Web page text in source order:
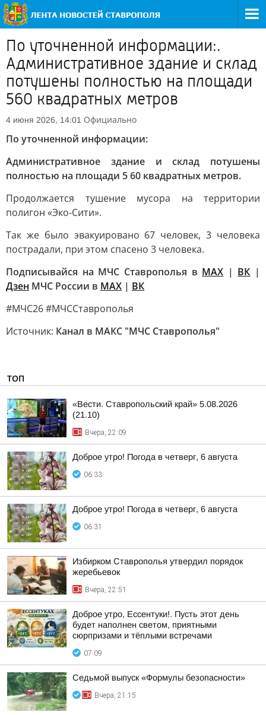
По уточненной информации:.
Административное здание и склад
потушены полностью на площади
560 квадратных метров
4 июня 2026, 14:01 Официально
По уточненной информации:
Административное здание и склад потушены
полностью на площади 5 60 квадратных метров.
Продолжается тушение мусора на территории
полигон «Эко-Сити».
Так же было эвакуировано 67 человек, 3 человека
пострадали, при этом спасено 3 человека.
Подписывайся на МЧС Ставрополья в MAX | ВК |
Дзен МЧС России в MAX | ВК
#МЧС26 #МЧССтаврополья
Источник: Канал в МАКС "МЧС Ставрополья"
ТОП
«Вести. Ставропольский край» 5.08.2026
(21.10)
Вчера, 22:09
Доброе утро! Погода в четверг, 6 августа
06:33
Доброе утро! Погода в четверг, 6 августа
06:31
Избирком Ставрополья утвердил порядок
жеребьевок
Вчера, 22:51
Доброе утро, Ессентуки!. Пусть этот день
будет наполнен светом, приятными
сюрпризами и тёплыми встречами
07:09
Седьмой выпуск «Формулы безопасности»
Вчера, 21:15